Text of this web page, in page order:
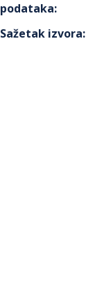
podataka:
Sažetak izvora: